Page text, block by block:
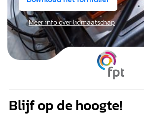
Meer info over lidmaatschap
Blijf op de hoogte!